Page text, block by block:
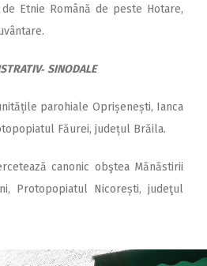
Etnie Română de peste Hotare,
SINODALE
parohiale Oprișenești, Ianca
Făurei, județul Brăila.
canonic obştea Mănăstirii
Protopopiatul Nicorești, judeţul